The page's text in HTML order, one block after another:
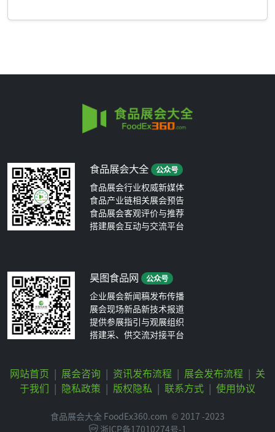
食品展会大全 公众号
食品展会行业权威新媒体
食品产业链相关展会预告
食品展会客观评价与推荐
搭建展会互动与交流平台
昊图食品网 公众号
企业展会新闻稿发布传播
展会现场新品新技术报道
提供参展指引与观展组织
搭建采、供交流对接平台
网站首页 | 展会咨询 | 资讯发布流程 | 展会发布流程 | 关
于我们 | 隐私政策 | 版权隐私 | 联系方式 | 使用协议
食品展会大全 FoodEx360.com © 2017 -2023
浙ICP备17010274号-1